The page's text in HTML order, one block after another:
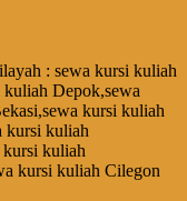
: sewa kursi kuliah
Depok,sewa
kursi kuliah
kursi kuliah
kuliah
kursi kuliah Cilegon